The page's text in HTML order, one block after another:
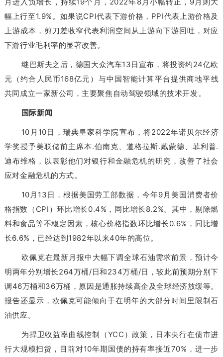
幅上行至1.9%。如果说CPI代表下游价格，PPI代表上游价格及
上游成本，剪刀差收窄代表利润空间从上游向下游回吐，对应
下游行业毛利率的显著改善。
继巴斯夫之后，德国大众汽车13日宣布，将投资约24亿欧
元（约合人民币168亿元）与中国智能计算平台提供商地平线
共同成立一家新公司，主要聚焦自动驾驶领域的技术开发。
国际新闻
10月10日，瑞典皇家科学院宣布，将2022年诺贝尔经济
学奖授予美联储前主席本.伯南克、道格拉斯.戴蒙德、菲利普.
迪布维格，以表彰他们对银行和金融危机的研究，改善了社会
应对金融危机的方式。
10月13日，根据美国劳工部数据，今年9月美国消费者价
格指数（CPI）环比增长0.4%，同比增长8.2%。其中，剔除燃
料和食品等不稳定因素，核心价格指数环比增长0.6%，同比增
长6.6%，已经达到1982年以来40年的高位。
欧佩克在最新月报中大幅下调全球石油需求前景，预计今
明两年分别增长264万桶/日和234万桶/日，较此前预期分别下
调46万桶和36万桶，原因是通胀持续高企及全球经济放缓等。
报告还显示，欧佩克可能倾向于在明年的大部分时间里限制石
油供应。
为捍卫收益率曲线控制（YCC）政策，日本央行在债市进
行大规模扫货，目前对10年期国债的持有率接近70%，进一步